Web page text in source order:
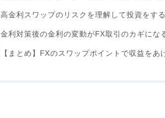
高金利スワップのリスクを理解して投資をする
金利対策後の金利の変動がFX取引のカギにな
【まとめ】FXのスワップポイントで収益をあ